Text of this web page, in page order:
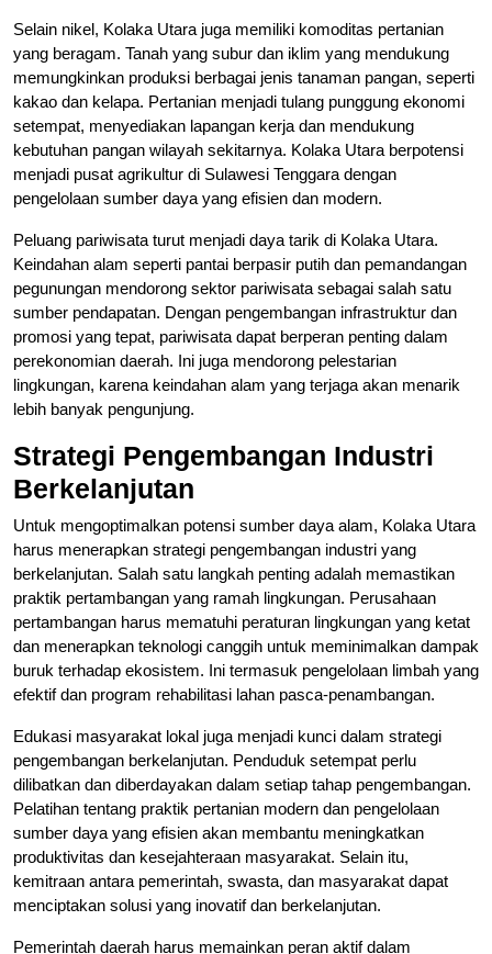
Selain nikel, Kolaka Utara juga memiliki komoditas pertanian
yang beragam. Tanah yang subur dan iklim yang mendukung
memungkinkan produksi berbagai jenis tanaman pangan, seperti
kakao dan kelapa. Pertanian menjadi tulang punggung ekonomi
setempat, menyediakan lapangan kerja dan mendukung
kebutuhan pangan wilayah sekitarnya. Kolaka Utara berpotensi
menjadi pusat agrikultur di Sulawesi Tenggara dengan
pengelolaan sumber daya yang efisien dan modern.
Peluang pariwisata turut menjadi daya tarik di Kolaka Utara.
Keindahan alam seperti pantai berpasir putih dan pemandangan
pegunungan mendorong sektor pariwisata sebagai salah satu
sumber pendapatan. Dengan pengembangan infrastruktur dan
promosi yang tepat, pariwisata dapat berperan penting dalam
perekonomian daerah. Ini juga mendorong pelestarian
lingkungan, karena keindahan alam yang terjaga akan menarik
lebih banyak pengunjung.
Strategi Pengembangan Industri
Berkelanjutan
Untuk mengoptimalkan potensi sumber daya alam, Kolaka Utara
harus menerapkan strategi pengembangan industri yang
berkelanjutan. Salah satu langkah penting adalah memastikan
praktik pertambangan yang ramah lingkungan. Perusahaan
pertambangan harus mematuhi peraturan lingkungan yang ketat
dan menerapkan teknologi canggih untuk meminimalkan dampak
buruk terhadap ekosistem. Ini termasuk pengelolaan limbah yang
efektif dan program rehabilitasi lahan pasca-penambangan.
Edukasi masyarakat lokal juga menjadi kunci dalam strategi
pengembangan berkelanjutan. Penduduk setempat perlu
dilibatkan dan diberdayakan dalam setiap tahap pengembangan.
Pelatihan tentang praktik pertanian modern dan pengelolaan
sumber daya yang efisien akan membantu meningkatkan
produktivitas dan kesejahteraan masyarakat. Selain itu,
kemitraan antara pemerintah, swasta, dan masyarakat dapat
menciptakan solusi yang inovatif dan berkelanjutan.
Pemerintah daerah harus memainkan peran aktif dalam